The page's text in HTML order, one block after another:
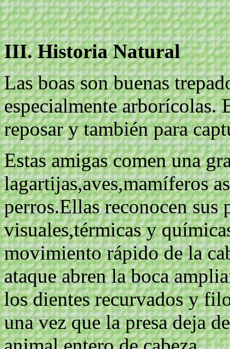
III. Historia Natural
Las boas son buenas
especialmente arborícolas.
reposar y también para
Estas amigas comen una
lagartijas,aves,mamíferos
perros.Ellas reconocen sus
visuales,térmicas y
movimiento rápido de la
ataque abren la boca
los dientes recurvados y
una vez que la presa deja